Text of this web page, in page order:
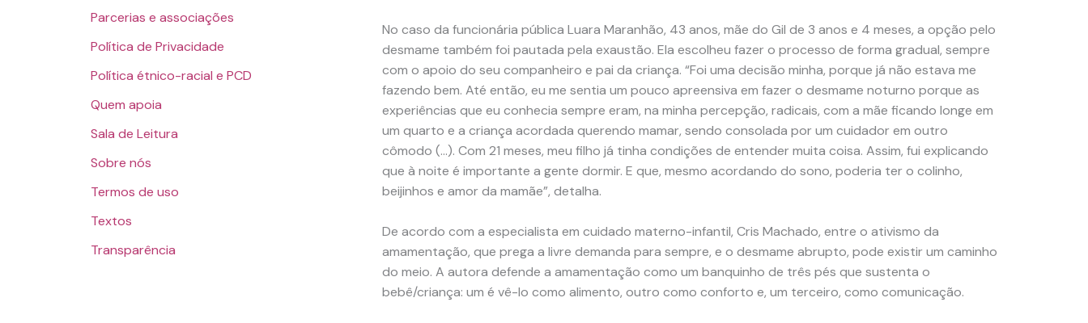
Parcerias e associações
Política de Privacidade
Política étnico-racial e PCD
Quem apoia
Sala de Leitura
Sobre nós
Termos de uso
Textos
Transparência
No caso da funcionária pública Luara Maranhão, 43 anos, mãe do Gil de 3 anos e 4 meses, a opção pelo
desmame também foi pautada pela exaustão. Ela escolheu fazer o processo de forma gradual, sempre
com o apoio do seu companheiro e pai da criança. “Foi uma decisão minha, porque já não estava me
fazendo bem. Até então, eu me sentia um pouco apreensiva em fazer o desmame noturno porque as
experiências que eu conhecia sempre eram, na minha percepção, radicais, com a mãe ficando longe em
um quarto e a criança acordada querendo mamar, sendo consolada por um cuidador em outro
cômodo (…). Com 21 meses, meu filho já tinha condições de entender muita coisa. Assim, fui explicando
que à noite é importante a gente dormir. E que, mesmo acordando do sono, poderia ter o colinho,
beijinhos e amor da mamãe”, detalha.
De acordo com a especialista em cuidado materno-infantil, Cris Machado, entre o ativismo da
amamentação, que prega a livre demanda para sempre, e o desmame abrupto, pode existir um caminho
do meio. A autora defende a amamentação como um banquinho de três pés que sustenta o
bebê/criança: um é vê-lo como alimento, outro como conforto e, um terceiro, como comunicação.